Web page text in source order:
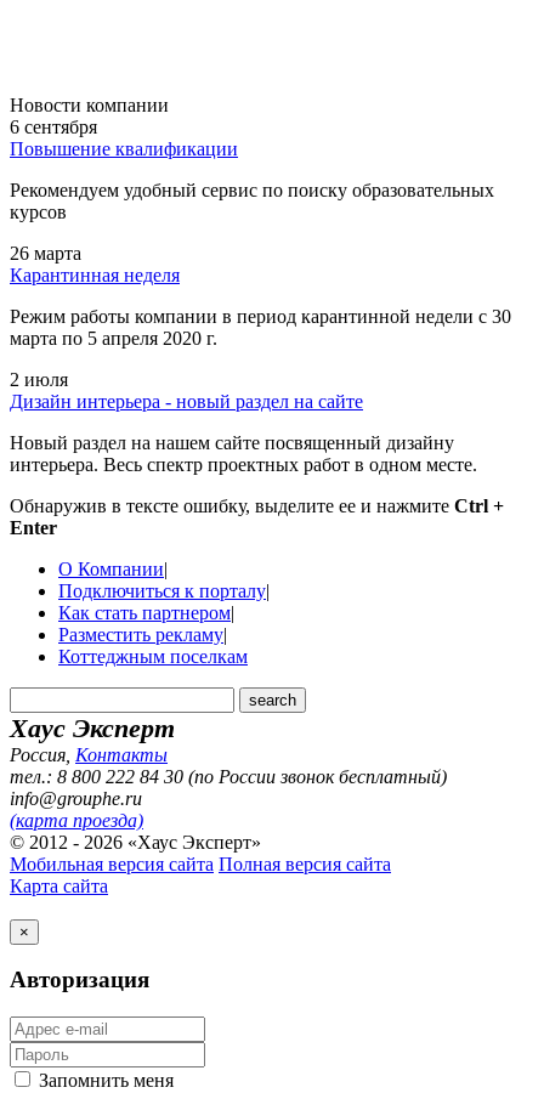
Новости компании
6 сентября
Повышение квалификации
Рекомендуем удобный сервис по поиску образовательных
курсов
26 марта
Карантинная неделя
Режим работы компании в период карантинной недели c 30
марта по 5 апреля 2020 г.
2 июля
Дизайн интерьера - новый раздел на сайте
Новый раздел на нашем сайте посвященный дизайну
интерьера. Весь спектр проектных работ в одном месте.
Обнаружив в тексте ошибку, выделите ее и нажмите Ctrl +
Enter
О Компании|
Подключиться к порталу|
Как стать партнером|
Разместить рекламу|
Коттеджным поселкам
Хаус Эксперт
Россия Контакты
тел.: 8 800 222 84 30 (по России звонок бесплатный)
info@grouphe.ru
(карта проезда)
© 2012 - 2026 «Хаус Эксперт»
Мобильная версия сайта Полная версия сайта
Карта сайта
×
Авторизация
Запомнить меня